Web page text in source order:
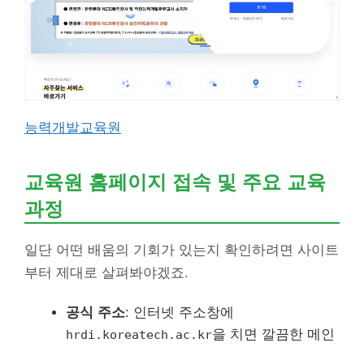
능력개발교육원
교육원 홈페이지 접속 및 주요 교육
과정
일단 어떤 배움의 기회가 있는지 확인하려면 사이트
부터 제대로 살펴봐야겠죠.
공식 주소: 인터넷 주소창에
hrdi.koreatech.ac.kr을 치면 깔끔한 메인